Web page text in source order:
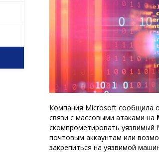
Компания Microsoft сообщила
связи с массовыми атаками на
скомпрометировать уязвимый
почтовым аккаунтам или
закрепиться на уязвимой